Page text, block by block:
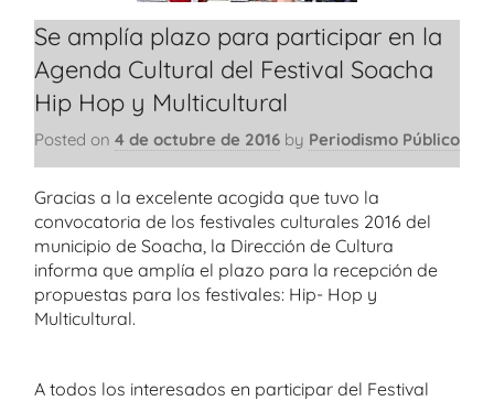
Se amplía plazo para participar en la
Agenda Cultural del Festival Soacha
Hip Hop y Multicultural
Posted on 4 de octubre de 2016 by Periodismo Público
Gracias a la excelente acogida que tuvo la
convocatoria de los festivales culturales 2016 del
municipio de Soacha, la Dirección de Cultura
informa que amplía el plazo para la recepción de
propuestas para los festivales: Hip- Hop y
Multicultural.
A todos los interesados en participar del Festival